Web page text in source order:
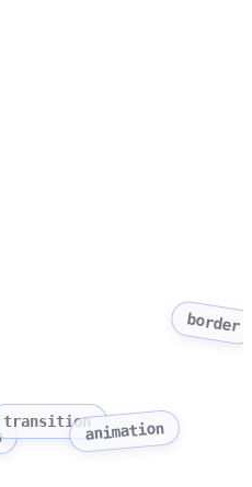
border
transitionanimation